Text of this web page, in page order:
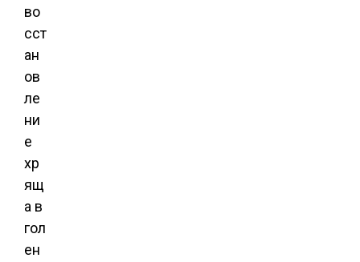
во
сст
ан
ов
ле
ни
е
хр
ящ
а в
гол
ен